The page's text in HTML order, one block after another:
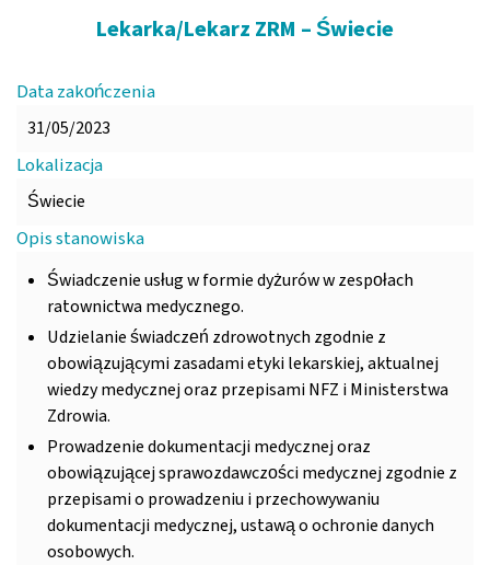
Lekarka/Lekarz ZRM – Świecie
Data zakończenia
31/05/2023
Lokalizacja
Świecie
Opis stanowiska
Świadczenie usług w formie dyżurów w zespołach
ratownictwa medycznego.
Udzielanie świadczeń zdrowotnych zgodnie z
obowiązującymi zasadami etyki lekarskiej, aktualnej
wiedzy medycznej oraz przepisami NFZ i Ministerstwa
Zdrowia.
Prowadzenie dokumentacji medycznej oraz
obowiązującej sprawozdawczości medycznej zgodnie z
przepisami o prowadzeniu i przechowywaniu
dokumentacji medycznej, ustawą o ochronie danych
osobowych.